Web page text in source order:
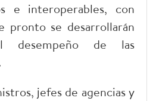
e interoperables, con
pronto se desarrollarán
desempeño de las
jefes de agencias y